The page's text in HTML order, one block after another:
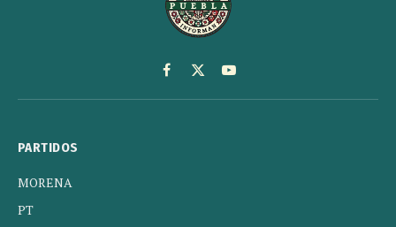
Facebook
X
(Twitter)
YouTube
PARTIDOS
MORENA
PT